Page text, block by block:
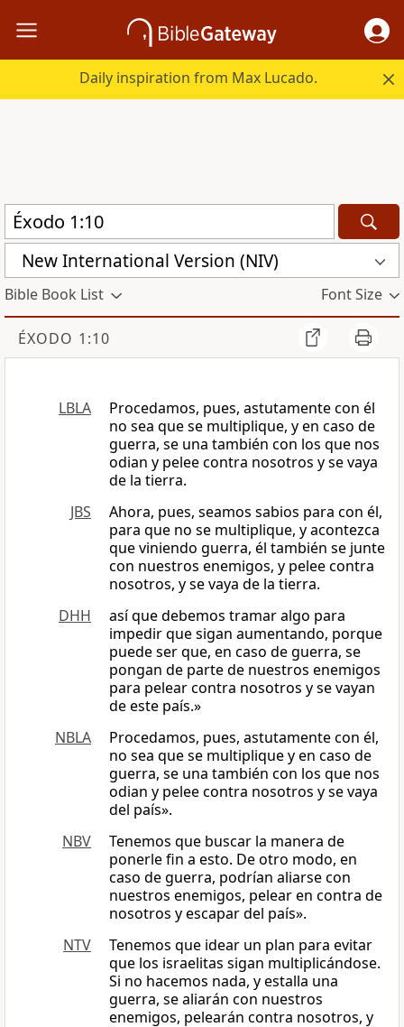
Daily inspiration from Max Lucado.
New International Version (NIV)
Bible Book List Font Size
ÉXODO 1:10
LBLA
Procedamos, pues, astutamente con él
no sea que se multiplique, y en caso de
guerra, se una también con los que nos
odian y pelee contra nosotros y se vaya
de la tierra.
JBS
Ahora, pues, seamos sabios para con él,
para que no se multiplique, y acontezca
que viniendo guerra, él también se junte
con nuestros enemigos, y pelee contra
nosotros, y se vaya de la tierra.
DHH
así que debemos tramar algo para
impedir que sigan aumentando, porque
puede ser que, en caso de guerra, se
pongan de parte de nuestros enemigos
para pelear contra nosotros y se vayan
de este país.»
NBLA
Procedamos, pues, astutamente con él,
no sea que se multiplique y en caso de
guerra, se una también con los que nos
odian y pelee contra nosotros y se vaya
del país».
NBV
Tenemos que buscar la manera de
ponerle fin a esto. De otro modo, en
caso de guerra, podrían aliarse con
nuestros enemigos, pelear en contra de
nosotros y escapar del país».
NTV
Tenemos que idear un plan para evitar
que los israelitas sigan multiplicándose.
Si no hacemos nada, y estalla una
guerra, se aliarán con nuestros
enemigos, pelearán contra nosotros, y